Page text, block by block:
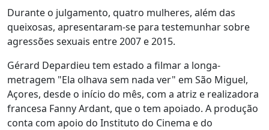
Durante o julgamento, quatro mulheres, além das
queixosas, apresentaram-se para testemunhar sobre
agressões sexuais entre 2007 e 2015.
Gérard Depardieu tem estado a filmar a longa-
metragem "Ela olhava sem nada ver" em São Miguel,
Açores, desde o início do mês, com a atriz e realizadora
francesa Fanny Ardant, que o tem apoiado. A produção
conta com apoio do Instituto do Cinema e do